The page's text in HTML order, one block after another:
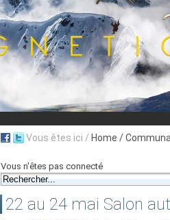
Aujourd'hui : T° Min : °C T° Max :°C
Suivez en direct l'actualité des stations
Vous êtes ici / Home /
Vous n'êtes pas connecté
22 au 24 mai Salon